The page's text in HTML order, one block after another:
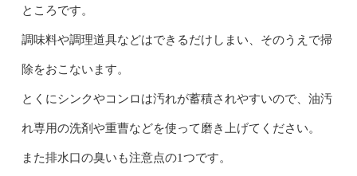
ところです。
調味料や調理道具などはできるだけしまい、そのうえで掃
除をおこないます。
とくにシンクやコンロは汚れが蓄積されやすいので、油汚
れ専用の洗剤や重曹などを使って磨き上げてください。
また排水口の臭いも注意点の1つです。